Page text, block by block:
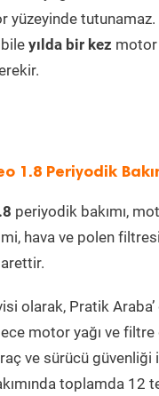
yüzeyinde tutunamaz.
yılda bir kez motor
1.8 Periyodik
periyodik bakımı,
hava ve polen
olarak, Pratik Araba’
motor yağı ve
ve sürücü güvenliği
toplamda 12